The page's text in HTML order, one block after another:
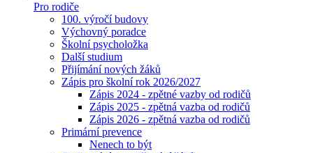
Pro rodiče
100. výročí budovy
Výchovný poradce
Školní psycholožka
Další studium
Přijímání nových žáků
Zápis pro školní rok 2026/2027
Zápis 2024 - zpětné vazby od rodičů
Zápis 2025 - zpětná vazba od rodičů
Zápis 2026 - zpětná vazba od rodičů
Primární prevence
Nenech to být